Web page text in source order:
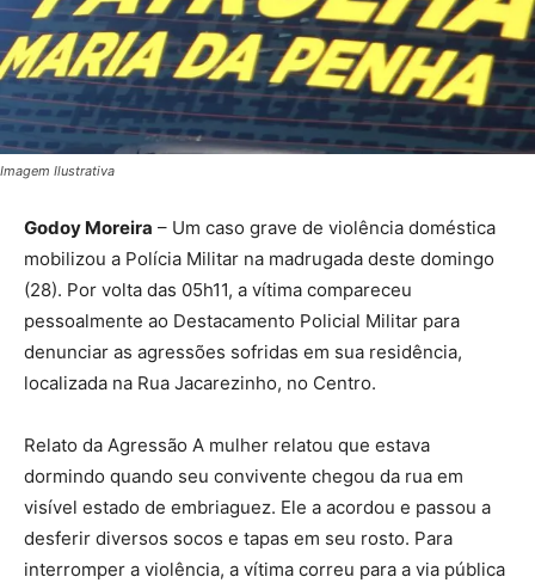
Imagem Ilustrativa
Godoy Moreira – Um caso grave de violência doméstica
mobilizou a Polícia Militar na madrugada deste domingo
(28). Por volta das 05h11, a vítima compareceu
pessoalmente ao Destacamento Policial Militar para
denunciar as agressões sofridas em sua residência,
localizada na Rua Jacarezinho, no Centro.
Relato da Agressão A mulher relatou que estava
dormindo quando seu convivente chegou da rua em
visível estado de embriaguez. Ele a acordou e passou a
desferir diversos socos e tapas em seu rosto. Para
interromper a violência, a vítima correu para a via pública